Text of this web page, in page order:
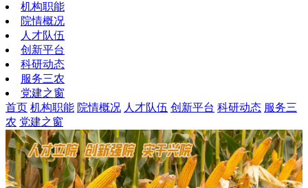
机构职能
院情概况
人才队伍
创新平台
科研动态
服务三农
党建之窗
首页 机构职能 院情概况 人才队伍 创新平台 科研动态 服务三
农 党建之窗